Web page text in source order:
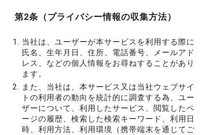
第2条（プライバシー情報の収集方法）
当社は、ユーザーが本サービスを利用する際に
氏名、生年月日、住所、電話番号、メールアド
レス、などの個人情報をお尋ねすることがあり
ます。
また、当社は、本サービス又は当社ウェブサイ
トの利用者の動向を統計的に調査する為、ユー
ザーについて、利用したサービス、閲覧したペ
ージの履歴、検索した検索キーワード、利用日
時、利用方法、利用環境（携帯端末を通じてご